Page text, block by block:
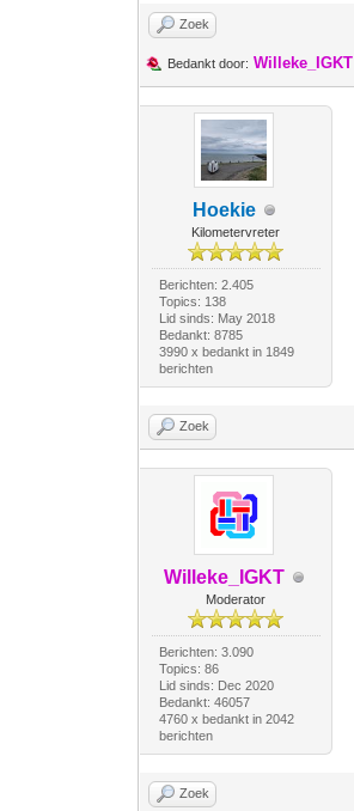
Zoek
Bedankt door: Willeke_IGKT
Hoekie
Kilometervreter
Berichten: 2.405
Topics: 138
Lid sinds: May 2018
Bedankt: 8785
3990 x bedankt in 1849
berichten
Zoek
Willeke_IGKT
Moderator
Berichten: 3.090
Topics: 86
Lid sinds: Dec 2020
Bedankt: 46057
4760 x bedankt in 2042
berichten
Zoek